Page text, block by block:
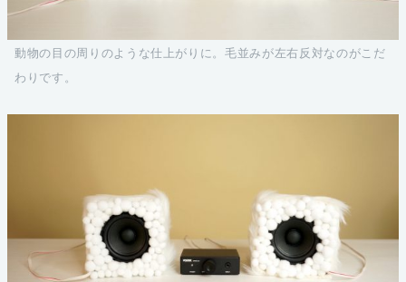
動物の目の周りのような仕上がりに。毛並みが左右反対なのがこだ
わりです。